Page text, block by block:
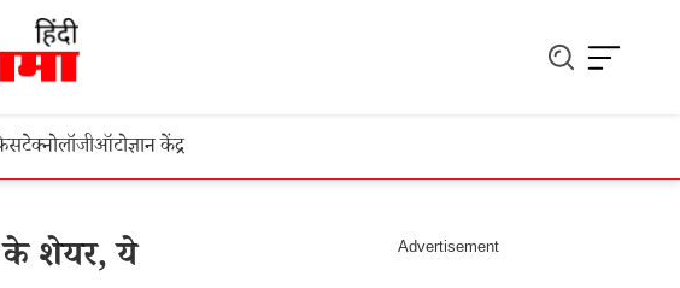
टेक्नोलॉजीऑटोज्ञान केंद्र
के शेयर, ये